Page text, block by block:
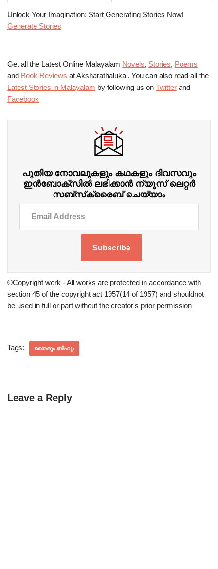
Unlock Your Imagination: Start Generating Stories Now!
Generate Stories
Get all the Latest Online Malayalam Novels, Stories, Poems
and Book Reviews at Aksharathalukal. You can also read all the
Latest Stories in Malayalam by following us on Twitter and
Facebook
പുതിയ നോവലുകളും കഥകളും ദിവസവും
ഇന്‍ബോക്‌സില്‍ ലഭിക്കാന്‍ ന്യൂസ് ലെറ്റർ
സബ്‌സ്‌ക്രൈബ് ചെയ്യാം
Subscribe
©Copyright work - All works are protected in accordance with
section 45 of the copyright act 1957(14 of 1957) and shouldnot
be used in full or part without the creator's prior permission
Tags: തൈരും ബീഫും
Leave a Reply